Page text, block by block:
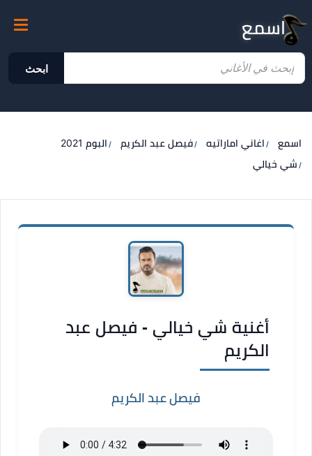
اسمع
ابحث
اسمع اغاني اماراتيه فيصل عبد الكريم
البوم 2021
شي خيالي
أغنية شي خيالي - فيصل عبد
الكريم
فيصل عبد الكريم